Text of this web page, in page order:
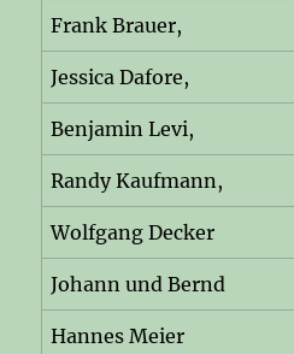
Frank Brauer,
Jessica Dafore,
Benjamin Levi,
Randy Kaufmann,
Wolfgang Decker
Johann und Bernd
Hannes Meier